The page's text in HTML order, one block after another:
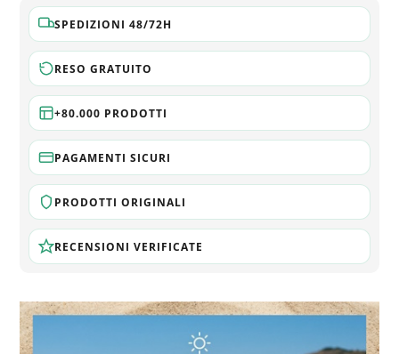
SPEDIZIONI 48/72H
RESO GRATUITO
+80.000 PRODOTTI
PAGAMENTI SICURI
PRODOTTI ORIGINALI
RECENSIONI VERIFICATE